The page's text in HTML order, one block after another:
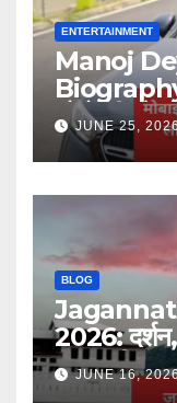
ENTERTAINMENT
Manoj
Biography:
लोगों की
JUNE 25,
BLOG
2026:
जानकारी
JUNE 16,